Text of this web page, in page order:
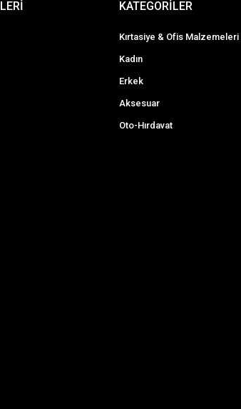
KATEGORİLER
Kırtasiye & Ofis Malzemeleri
Kadın
Erkek
Aksesuar
Oto-Hırdavat